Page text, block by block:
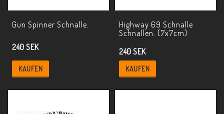
Gun Spinner Schnalle.
240 SEK
KAUFEN
Highway 69 Schnalle
Schnallen. (7x7cm)
240 SEK
KAUFEN